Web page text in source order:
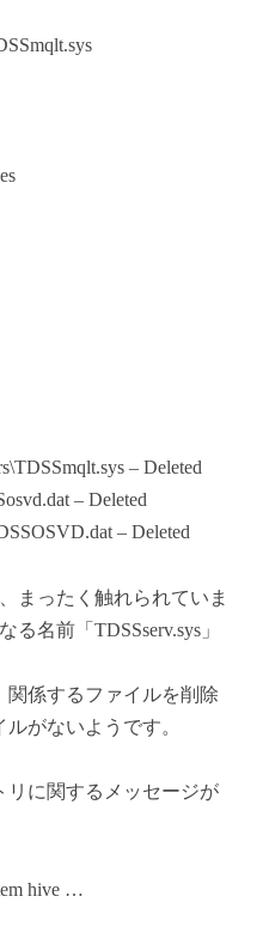
– Deleted
– Deleted
– Deleted
まったく触れられていま
名前「TDSSserv.sys」
関係するファイルを削除
がないようです。
リに関するメッセージが
hive …